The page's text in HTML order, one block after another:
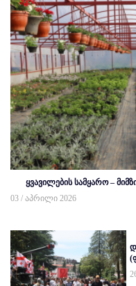
ყვავილების სამყარო –
03 / აპრილი 2026